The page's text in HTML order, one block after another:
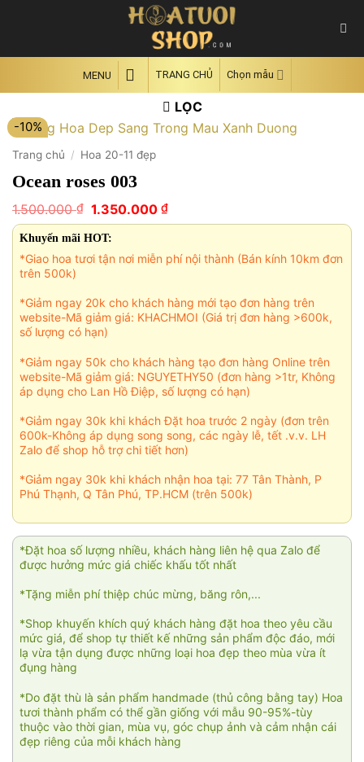
MENU TRANG CHỦ Chọn mẫu
LỌC
-10%
Trang chủ / Hoa 20-11 đẹp
Ocean roses 003
1.500.000₫ Giá
gốc
là:
1.500.000 ₫.
1.350.000 ₫Giá
hiện
1.350.000 ₫.
Khuyến mãi HOT:
*Giao hoa tươi tận nơi miễn phí nội thành (Bán kính 10km đơn
trên 500k)
*Giảm ngay 20k cho khách hàng mới tạo đơn hàng trên
website-Mã giảm giá: KHACHMOI (Giá trị đơn hàng >600k,
số lượng có hạn)
*Giảm ngay 50k cho khách hàng tạo đơn hàng Online trên
website-Mã giảm giá: NGUYETHY50 (đơn hàng >1tr, Không
áp dụng cho Lan Hồ Điệp, số lượng có hạn)
*Giảm ngay 30k khi khách Đặt hoa trước 2 ngày (đơn trên
600k-Không áp dụng song song, các ngày lễ, tết .v.v. LH
Zalo để shop hỗ trợ chi tiết hơn)
*Giảm ngay 30k khi khách nhận hoa tại: 77 Tân Thành, P
Phú Thạnh, Q Tân Phú, TP.HCM (trên 500k)
*Đặt hoa số lượng nhiều, khách hàng liên hệ qua Zalo để
được hưởng mức giá chiếc khấu tốt nhất
*Tặng miễn phí thiệp chúc mừng, băng rôn,...
*Shop khuyến khích quý khách hàng đặt hoa theo yêu cầu
mức giá, để shop tự thiết kế những sản phẩm độc đáo, mới
lạ vừa tận dụng được những loại hoa đẹp theo mùa vừa ít
đụng hàng
*Do đặt thù là sản phẩm handmade (thủ công bằng tay) Hoa
tươi thành phẩm có thể gần giống với mẫu 90-95%-tùy
thuộc vào thời gian, mùa vụ, góc chụp ảnh và cảm nhận cái
đẹp riêng của mỗi khách hàng